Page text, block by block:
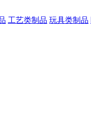
工艺类制品 玩具类制品